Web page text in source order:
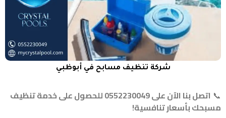
شركة تنظيف مسابح في أبوظبي
📞
اتصل بنا الآن على 0552230049 للحصول على خدمة تنظيف
مسبحك بأسعار تنافسية!